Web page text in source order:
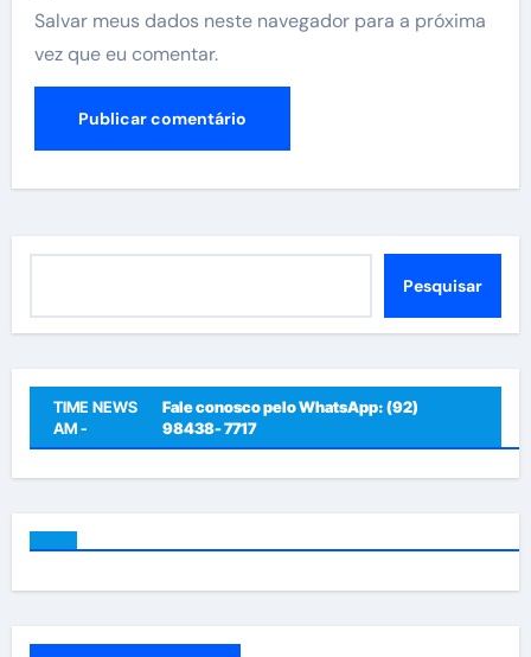
Salvar meus dados neste navegador para a próxima
vez que eu comentar.
Pesquisar
TIME NEWS
AM -
Fale conosco pelo WhatsApp: (92)
98438- 7717